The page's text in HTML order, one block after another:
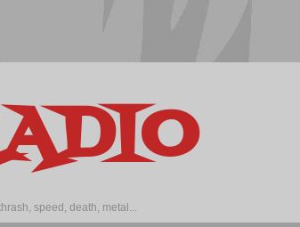
speed, death, metal...